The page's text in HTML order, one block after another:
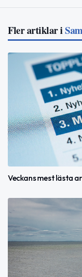
Fler artiklar i
Veckans mest lästa